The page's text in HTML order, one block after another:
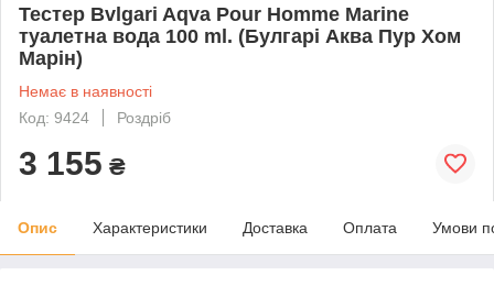
Тестер Bvlgari Aqva Pour Homme Marine
туалетна вода 100 ml. (Булгарі Аква Пур Хом
Марін)
Немає в наявності
Код: 9424
Роздріб
3 155 ₴
Опис Характеристики Доставка Оплата Умови